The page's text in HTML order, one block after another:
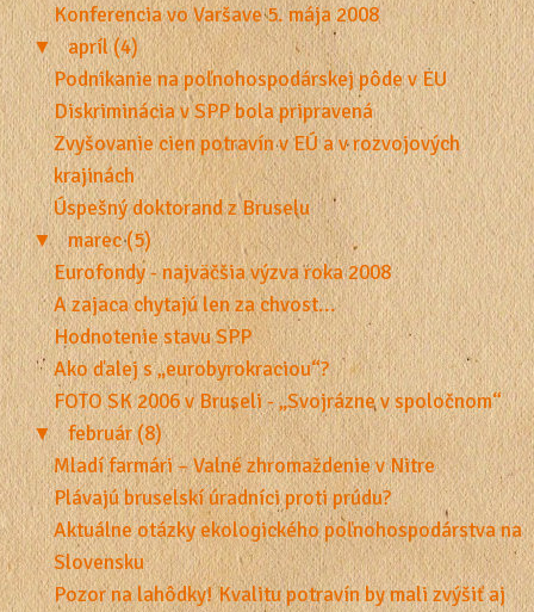
Konferencia vo Varšave 5. mája 2008
▼
apríl (4)
Podnikanie na poľnohospodárskej pôde v EU
Diskriminácia v SPP bola pripravená
Zvyšovanie cien potravín v EÚ a v rozvojových
krajinách
Úspešný doktorand z Bruselu
▼
marec (5)
Eurofondy - najväčšia výzva roka 2008
A zajaca chytajú len za chvost...
Hodnotenie stavu SPP
Ako ďalej s „eurobyrokraciou“?
FOTO SK 2006 v Bruseli - „Svojrázne v spoločnom“
▼
február (8)
Mladí farmári – Valné zhromaždenie v Nitre
Plávajú bruselskí úradníci proti prúdu?
Aktuálne otázky ekologického poľnohospodárstva na
Slovensku
Pozor na lahôdky! Kvalitu potravín by mali zvýšiť aj